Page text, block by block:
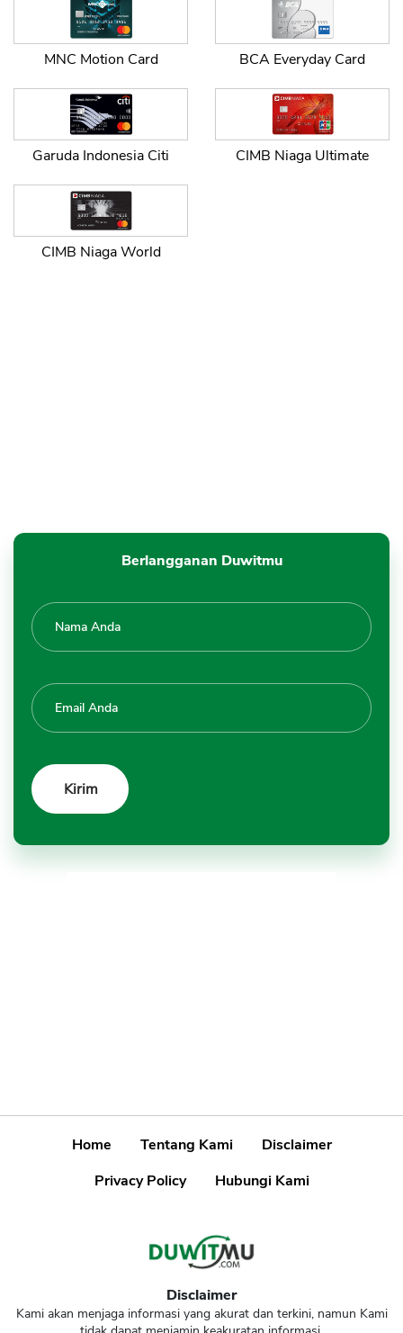
MNC Motion Card BCA Everyday Card
Garuda Indonesia Citi CIMB Niaga Ultimate
CIMB Niaga World
Berlangganan Duwitmu
Home Tentang Kami
Disclaimer
Privacy Policy
Hubungi Kami
Disclaimer
Kami akan menjaga informasi yang akurat dan terkini, namun Kami